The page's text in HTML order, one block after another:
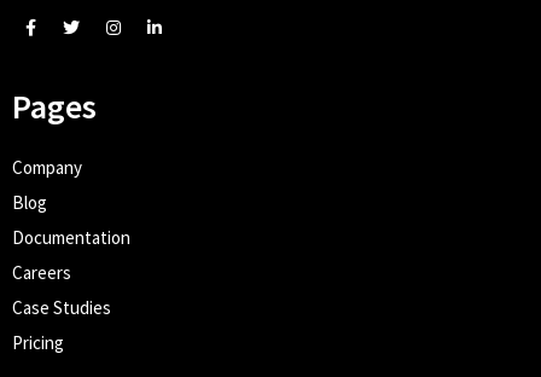
Pages
Company
Blog
Documentation
Careers
Case Studies
Pricing